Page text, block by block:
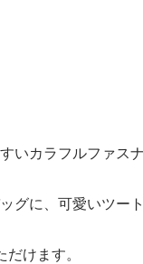
いカラフルファス
グに、可愛いツー
けます。